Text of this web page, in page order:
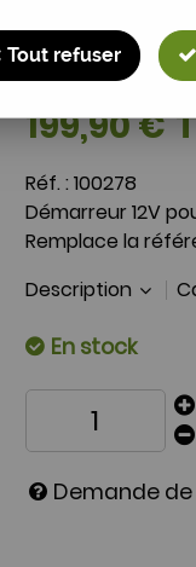
Démarreur
Soyez le
199,90€
Réf. : 100278
Démarreur 12V
Remplace la
Description
En stock
Demande
Tout refuser